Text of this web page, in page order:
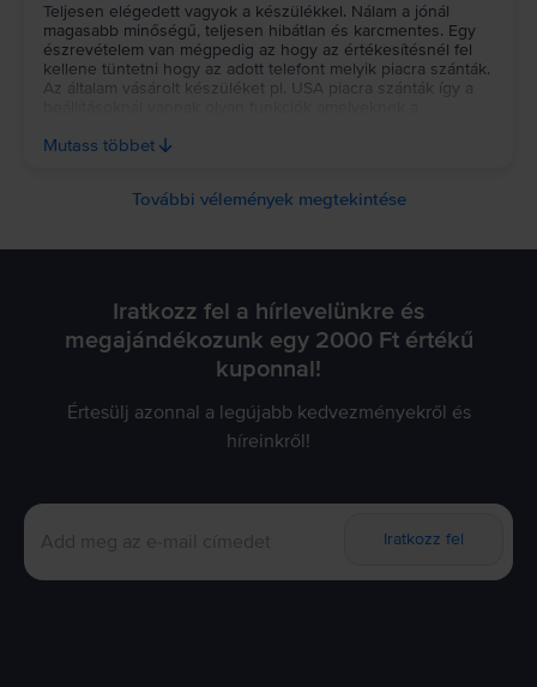
Teljesen elégedett vagyok a készülékkel. Nálam a jónál
magasabb minőségű, teljesen hibátlan és karcmentes. Egy
észrevételem van mégpedig az hogy az értékesítésnél fel
kellene tüntetni hogy az adott telefont melyik piacra szánták.
Az általam vásárolt készüléket pl. USA piacra szánták így a
nem zavar de lehet olyan vevő akinek ez is fontos.
Mutass többet
További vélemények megtekintése
Iratkozz fel a hírlevelünkre és
megajándékozunk egy 2000 Ft értékű
kuponnal!
Értesülj azonnal a legújabb kedvezményekről és
híreinkről!
Iratkozz fel